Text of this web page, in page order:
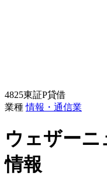
4825東証P貸借
業種情報・通信業
ウェザー
情報